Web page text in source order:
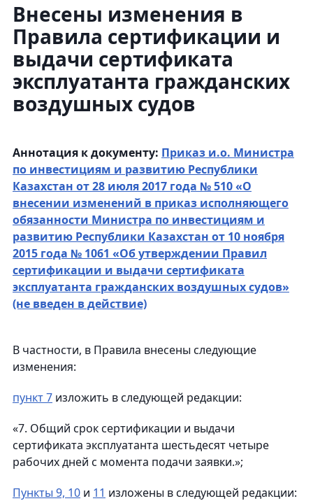
Внесены изменения в
Правила сертификации и
выдачи сертификата
эксплуатанта гражданских
воздушных судов
Аннотация к документу: Приказ и.о. Министра
по инвестициям и развитию Республики
Казахстан от 28 июля 2017 года № 510 «О
внесении изменений в приказ исполняющего
обязанности Министра по инвестициям и
развитию Республики Казахстан от 10 ноября
2015 года № 1061 «Об утверждении Правил
сертификации и выдачи сертификата
эксплуатанта гражданских воздушных судов»
(не введен в действие)
В частности, в Правила внесены следующие
изменения:
пункт 7 изложить в следующей редакции:
«7. Общий срок сертификации и выдачи
сертификата эксплуатанта шестьдесят четыре
рабочих дней с момента подачи заявки.»;
Пункты 9, 10 и 11 изложены в следующей редакции: